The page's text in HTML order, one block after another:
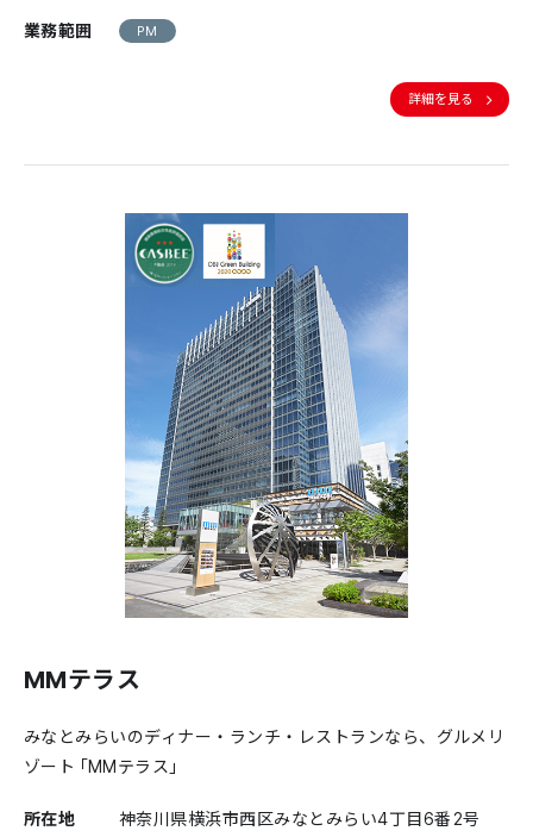
業務範囲
PM
詳細を見る
MMテラス
みなとみらいのディナー・ランチ・レストランなら、グルメリ
ゾート「MMテラス」
所在地 神奈川県横浜市西区みなとみらい4丁目6番2号